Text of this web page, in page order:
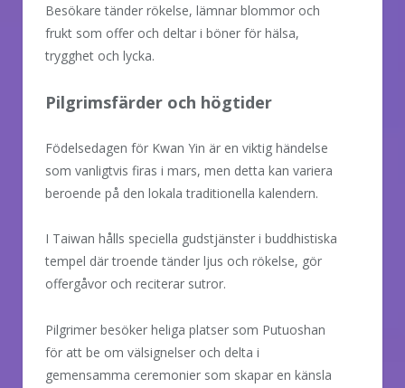
Besökare tänder rökelse, lämnar blommor och
frukt som offer och deltar i böner för hälsa,
trygghet och lycka.
Pilgrimsfärder och högtider
Födelsedagen för Kwan Yin är en viktig händelse
som vanligtvis firas i mars, men detta kan variera
beroende på den lokala traditionella kalendern.
I Taiwan hålls speciella gudstjänster i buddhistiska
tempel där troende tänder ljus och rökelse, gör
offergåvor och reciterar sutror.
Pilgrimer besöker heliga platser som Putuoshan
för att be om välsignelser och delta i
gemensamma ceremonier som skapar en känsla